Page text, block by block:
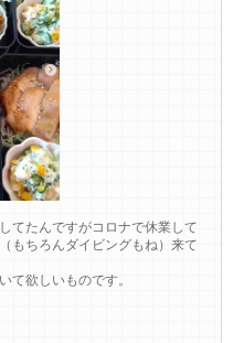
てたんですがコロナで休業して
もちろんダイビングもね）来て
て欲しいものです。